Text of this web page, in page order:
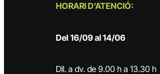
HORARI D’ATENCIÓ:
Del 16/09 al 14/06
Dll. a dv. de 9.00 h a 13.30 h